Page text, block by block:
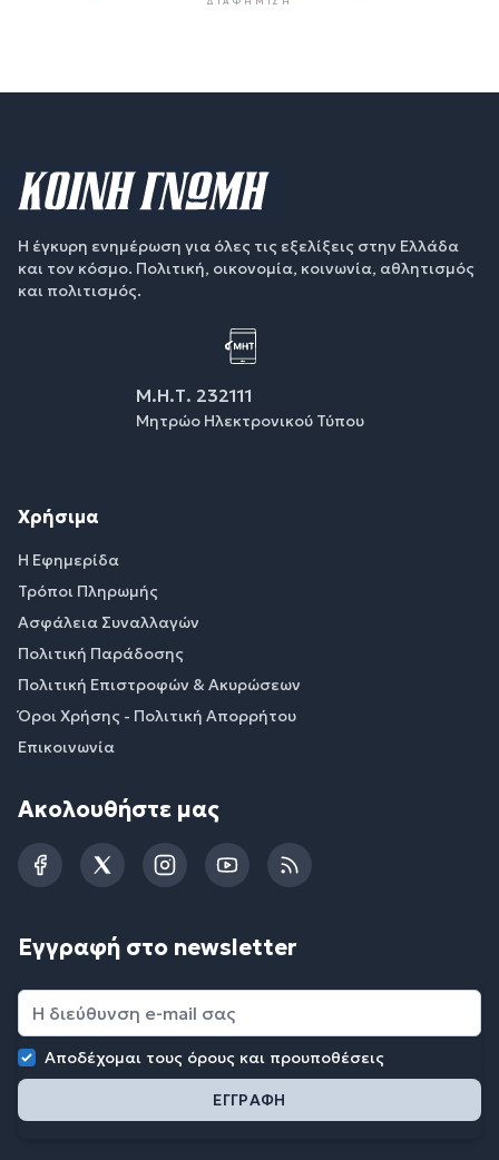
Η έγκυρη ενημέρωση για όλες τις εξελίξεις στην Ελλάδα
και τον κόσμο. Πολιτική, οικονομία, κοινωνία, αθλητισμός
και πολιτισμός.
Μ.Η.Τ. 232111
Μητρώο Ηλεκτρονικού Τύπου
Χρήσιμα
Η Εφημερίδα
Τρόποι Πληρωμής
Ασφάλεια Συναλλαγών
Πολιτική Παράδοσης
Πολιτική Επιστροφών & Ακυρώσεων
Όροι Χρήσης - Πολιτική Απορρήτου
Επικοινωνία
Ακολουθήστε μας
FacebookTwitterInstagramYouTubeRSS
Εγγραφή στο newsletter
Αποδέχομαι τους όρους και προυποθέσεις